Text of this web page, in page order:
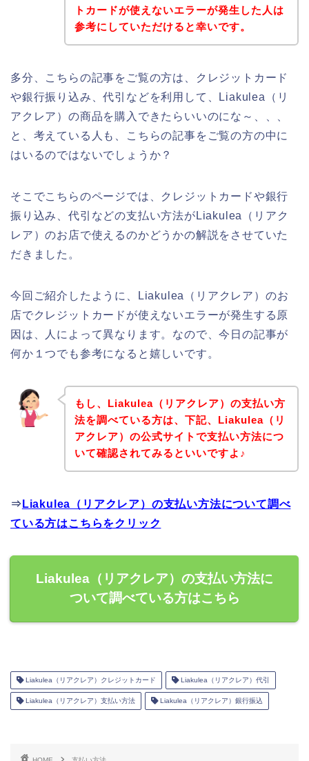
トカードが使えないエラーが発生した人は
参考にしていただけると幸いです。
多分、こちらの記事をご覧の方は、クレジットカード
や銀行振り込み、代引などを利用して、Liakulea（リ
アクレア）の商品を購入できたらいいのにな～、、、
と、考えている人も、こちらの記事をご覧の方の中に
はいるのではないでしょうか？
そこでこちらのページでは、クレジットカードや銀行
振り込み、代引などの支払い方法がLiakulea（リアク
レア）のお店で使えるのかどうかの解説をさせていた
だきました。
今回ご紹介したように、Liakulea（リアクレア）のお
店でクレジットカードが使えないエラーが発生する原
因は、人によって異なります。なので、今日の記事が
何か１つでも参考になると嬉しいです。
もし、Liakulea（リアクレア）の支払い方
法を調べている方は、下記、Liakulea（リ
アクレア）の公式サイトで支払い方法につ
いて確認されてみるといいですよ♪
⇒ Liakulea（リアクレア）の支払い方法について調べ
ている方はこちらをクリック
Liakulea（リアクレア）の支払い方法に
ついて調べている方はこちら
Liakulea（リアクレア）クレジットカード Liakulea（リアクレア）代引
Liakulea（リアクレア）支払い方法 Liakulea（リアクレア）銀行振込